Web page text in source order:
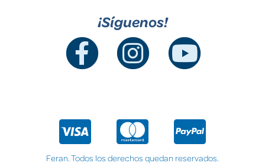
¡Síguenos!
Feran. Todos los derechos quedan reservados.